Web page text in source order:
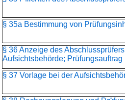
§ 35a Bestimmung von
§ 36 Anzeige des
Aufsichtsbehörde; Prüfungsauftrag
§ 37 Vorlage bei der